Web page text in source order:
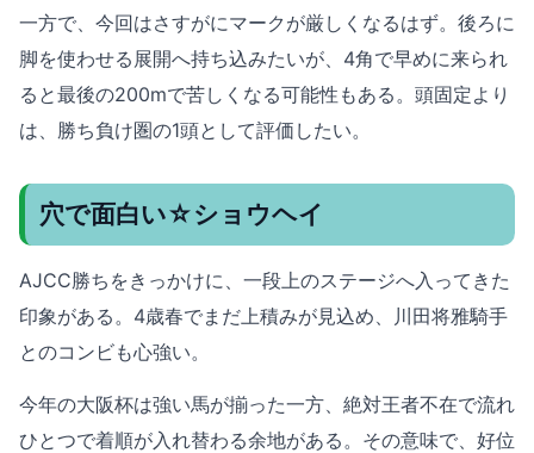
一方で、今回はさすがにマークが厳しくなるはず。後ろに
脚を使わせる展開へ持ち込みたいが、4角で早めに来られ
ると最後の200mで苦しくなる可能性もある。頭固定より
は、勝ち負け圏の1頭として評価したい。
穴で面白い☆ショウヘイ
AJCC勝ちをきっかけに、一段上のステージへ入ってきた
印象がある。4歳春でまだ上積みが見込め、川田将雅騎手
とのコンビも心強い。
今年の大阪杯は強い馬が揃った一方、絶対王者不在で流れ
ひとつで着順が入れ替わる余地がある。その意味で、好位